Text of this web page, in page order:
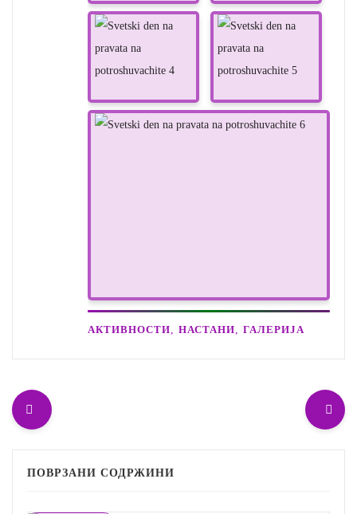
АКТИВНОСТИ ,НАСТАНИ ,ГАЛЕРИЈА
ПОВРЗАНИ СОДРЖИНИ